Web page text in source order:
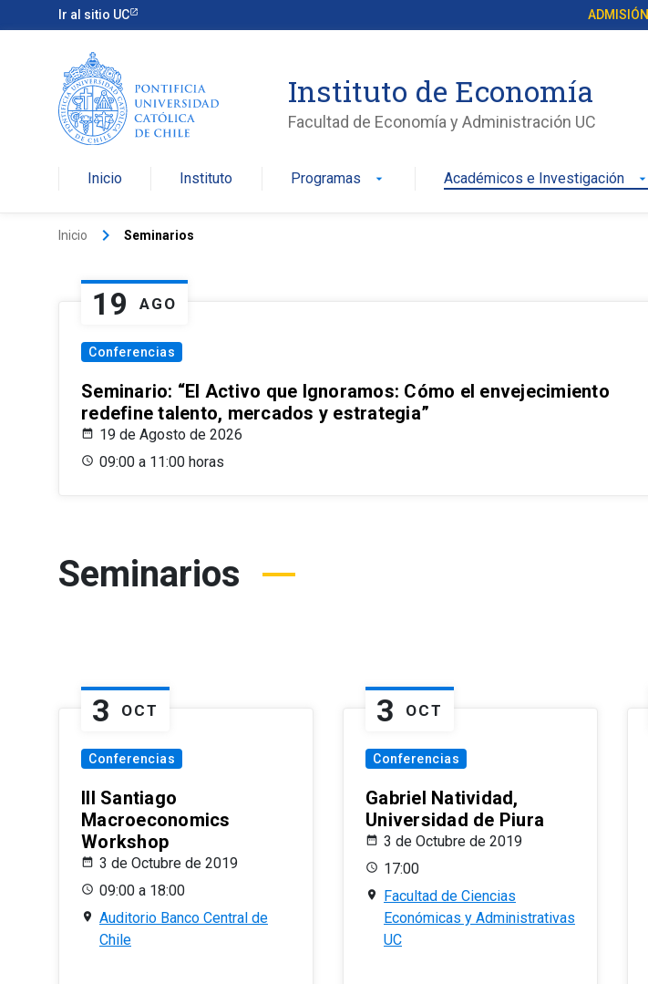
Ir al sitio UC ADMISIÓN
Instituto de Economía
Facultad de Economía y Administración UC
Inicio Instituto Programas arrow_drop_down Académicos e Investigación arrow_drop_down
Inicio keyboard_arrow_right Seminarios
19 AGO
Conferencias
Seminario: “El Activo que Ignoramos: Cómo el envejecimiento
redefine talento, mercados y estrategia”
19 de Agosto de 2026
09:00 a 11:00 horas
Seminarios
3 OCT
Conferencias
III Santiago
Macroeconomics
Workshop
3 de Octubre de 2019
09:00 a 18:00
Auditorio Banco Central de
Chile
3 OCT
Conferencias
Gabriel Natividad,
Universidad de Piura
3 de Octubre de 2019
17:00
Facultad de Ciencias
Económicas y Administrativas
UC